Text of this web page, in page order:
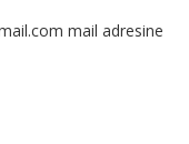
mail adresine